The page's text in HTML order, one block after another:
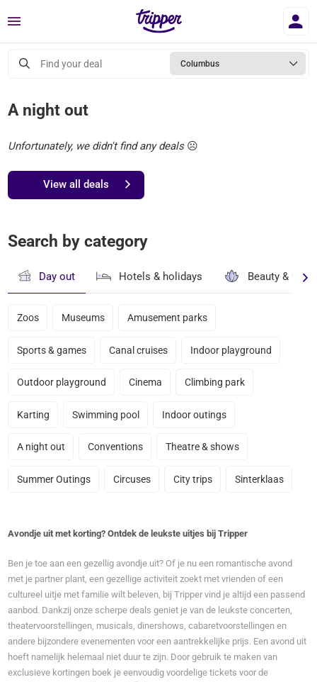
Menu
Find your deal Columbus
A night out
Unfortunately, we didn't find any deals☹️
View all deals
Search by category
Day out Hotels & holidays Beauty &
Zoos Museums Amusement parks
Sports & games Canal cruises Indoor playground
Outdoor playground Cinema Climbing park
Karting Swimming pool Indoor outings
A night out Conventions Theatre & shows
Summer Outings Circuses City trips Sinterklaas
Avondje uit met korting? Ontdek de leukste uitjes bij Tripper
Ben je toe aan een gezellig avondje uit? Of je nu een romantische avond
met je partner plant, een gezellige activiteit zoekt met vrienden of een
cultureel uitje met familie wilt beleven, bij Tripper vind je altijd een passend
aanbod. Dankzij onze scherpe deals geniet je van de leukste concerten,
theatervoorstellingen, musicals, dinershows, cabaretvoorstellingen en
andere bijzondere evenementen voor een aantrekkelijke prijs. Een avond uit
hoeft namelijk helemaal niet duur te zijn. Door gebruik te maken van
exclusieve kortingen boek je eenvoudig voordelige tickets voor de